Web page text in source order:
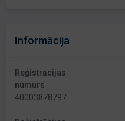
Informācija
Reģistrācijas
numurs
40003878797